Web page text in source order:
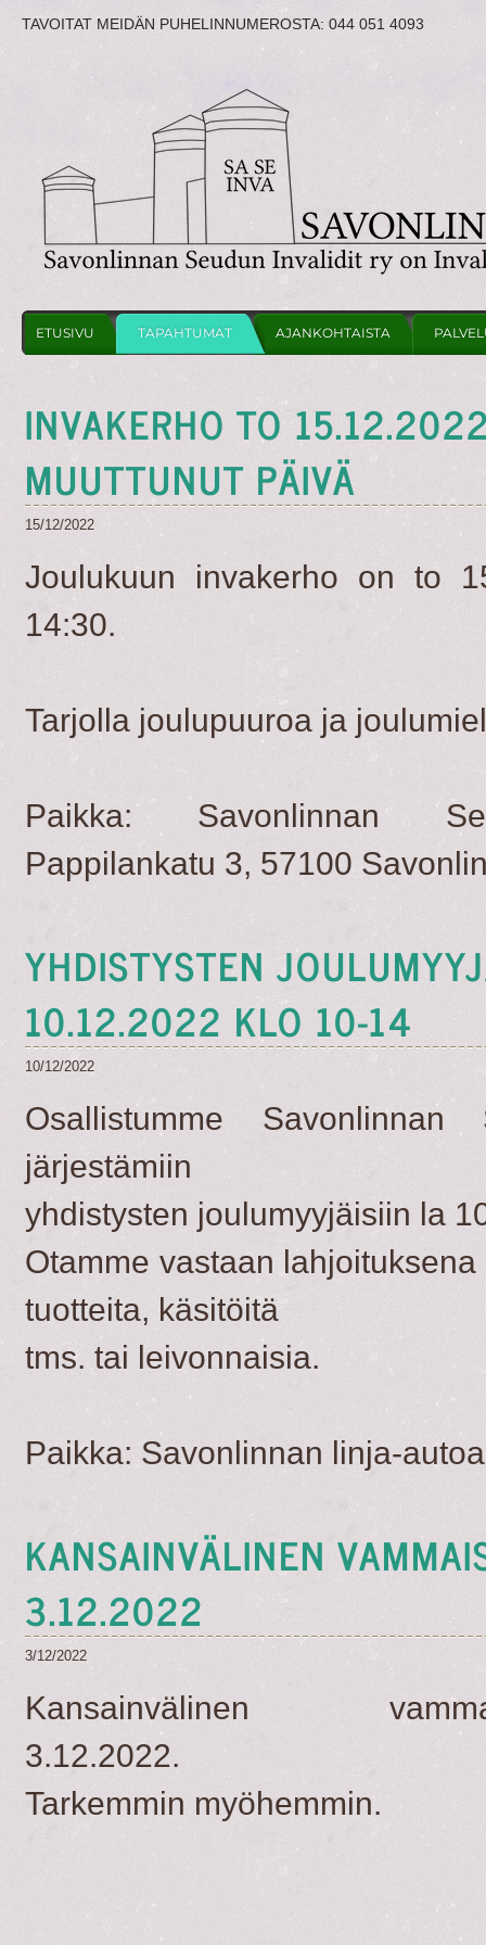
TAVOITAT MEIDÄN PUHELINNUMEROSTA: 044 051 4093
ETUSIVU TAPAHTUMAT AJANKOHTAISTA
INVAKERHO TO
MUUTTUNUT PÄIVÄ
15/12/2022
Joulukuun invakerho on to
14:30.
​Tarjolla joulupuuroa ja
Paikka: Savonlinnan
Pappilankatu 3, 57100
YHDISTYSTEN
10.12.2022 KLO 10-14
10/12/2022
Osallistumme Savonlinnan
järjestämiin
yhdistysten joulumyyjäisiin la
Otamme vastaan
tuotteita, käsitöitä
tms. tai leivonnaisia.
​Paikka: Savonlinnan linja-
KANSAINVÄLINEN
3.12.2022
3/12/2022
Kansainvälinen
3.12.2022.
​Tarkemmin myöhemmin.